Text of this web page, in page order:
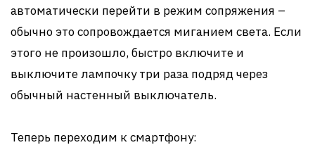
автоматически перейти в режим сопряжения –
обычно это сопровождается миганием света. Если
этого не произошло, быстро включите и
выключите лампочку три раза подряд через
обычный настенный выключатель.
Теперь переходим к смартфону: